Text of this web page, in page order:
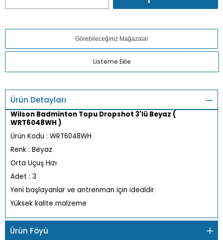
Görebileceğiniz Mağazalar
Listeme Ekle
Ürün Detayları
Wilson Badminton Topu Dropshot 3'lü Beyaz (
WRT6048WH )
Ürün Kodu : WRT6048WH
Renk : Beyaz
Orta Uçuş Hızı
Adet : 3
Yeni başlayanlar ve antrenman için idealdir
Yüksek kalite malzeme
Ürün Föyü